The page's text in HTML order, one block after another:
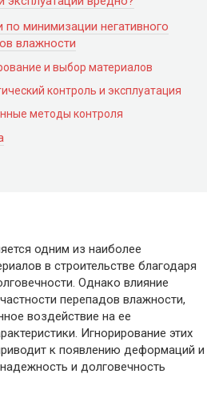
минимизации негативного
влажности
и выбор материалов
контроль и эксплуатация
методы контроля
одним из наиболее
в строительстве благодаря
Однако влияние
перепадов влажности,
воздействие на ее
Игнорирование этих
к появлению деформаций и
и долговечность